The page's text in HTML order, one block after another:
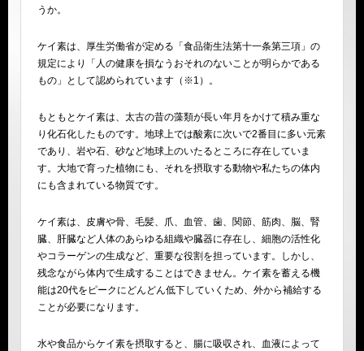
うか。
ケイ素は、厚生労働省が定める「食品衛生法第十一条第三項」の
規定により「人の健康を損なうおそれのないことが明らかである
もの」として認められています（※1）。
もともとケイ素は、太古の昔の藻類が長い年月をかけて積み重な
り化石化したものです。地球上では酸素に次いで2番目に多い元素
であり、岩や石、砂など地球上のいたるところに存在していま
す。大地で育った植物にも、それを摂取する動物や私たちの体内
にも含まれている物質です。
ケイ素は、皮膚や骨、毛髪、爪、血管、歯、関節、筋肉、脳、腎
臓、肝臓など人体のあらゆる組織や臓器に存在し、細胞の活性化
やコラーゲンの生成など、重要な役割を担っています。しかし、
残念ながら体内で生成することはできません。ケイ素を蓄える機
能は20代をピークにどんどん低下していくため、外から補給する
ことが必要になります。
水や食品からケイ素を摂取すると、腸に吸収され、血液によって